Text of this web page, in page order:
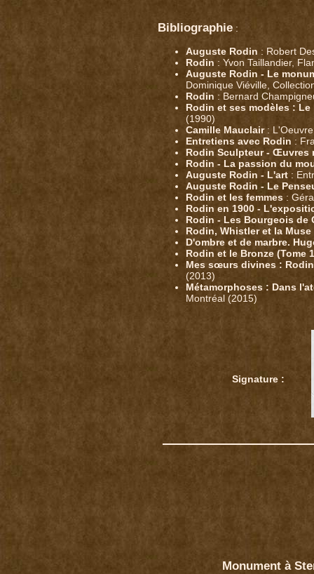
Bibliographie :
Auguste Rodin : Robert
Rodin : Yvon Taillandier,
Auguste Rodin - Le
Dominique Viéville,
Rodin : Bernard
Rodin et ses modèles :
(1990)
Camille Mauclair: L'Oeuvre
Entretiens avec Rodin :
Rodin Sculpteur - Œuvres
Rodin - La passion du
Auguste Rodin - L'art :
Auguste Rodin - Le
Rodin et les femmes :
Rodin en 1900 -
Rodin - Les Bourgeois de
Rodin, Whistler et la Muse
D'ombre et de marbre.
Rodin et le Bronze (Tome
Mes sœurs divines :
(2013)
Métamorphoses : Dans
Montréal (2015)
Signature :
Monument à